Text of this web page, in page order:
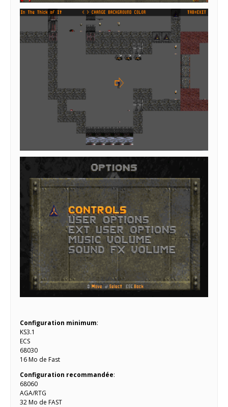
Configuration minimum:
KS3.1
ECS
68030
16 Mo de Fast
Configuration recommandée:
68060
AGA/RTG
32 Mo de FAST